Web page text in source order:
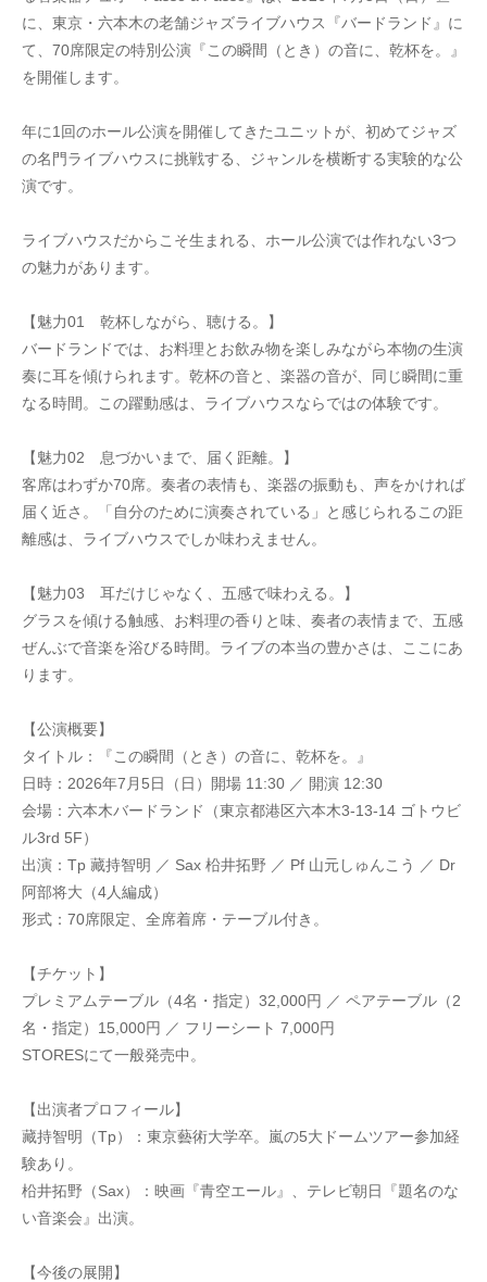
に、東京・六本木の老舗ジャズライブハウス『バードランド』に
て、70席限定の特別公演『この瞬間（とき）の音に、乾杯を。』
を開催します。
年に1回のホール公演を開催してきたユニットが、初めてジャズ
の名門ライブハウスに挑戦する、ジャンルを横断する実験的な公
演です。
ライブハウスだからこそ生まれる、ホール公演では作れない3つ
の魅力があります。
【魅力01　乾杯しながら、聴ける。】
バードランドでは、お料理とお飲み物を楽しみながら本物の生演
奏に耳を傾けられます。乾杯の音と、楽器の音が、同じ瞬間に重
なる時間。この躍動感は、ライブハウスならではの体験です。
【魅力02　息づかいまで、届く距離。】
客席はわずか70席。奏者の表情も、楽器の振動も、声をかければ
届く近さ。「自分のために演奏されている」と感じられるこの距
離感は、ライブハウスでしか味わえません。
【魅力03　耳だけじゃなく、五感で味わえる。】
グラスを傾ける触感、お料理の香りと味、奏者の表情まで、五感
ぜんぶで音楽を浴びる時間。ライブの本当の豊かさは、ここにあ
ります。
【公演概要】
タイトル：『この瞬間（とき）の音に、乾杯を。』
日時：2026年7月5日（日）開場 11:30 ／ 開演 12:30
会場：六本木バードランド（東京都港区六本木3-13-14 ゴトウビ
ル3rd 5F）
出演：Tp 藏持智明 ／ Sax 柗井拓野 ／ Pf 山元しゅんこう ／ Dr
阿部将大（4人編成）
形式：70席限定、全席着席・テーブル付き。
【チケット】
プレミアムテーブル（4名・指定）32,000円 ／ ペアテーブル（2
名・指定）15,000円 ／ フリーシート 7,000円
STORESにて一般発売中。
【出演者プロフィール】
藏持智明（Tp）：東京藝術大学卒。嵐の5大ドームツアー参加経
験あり。
柗井拓野（Sax）：映画『青空エール』、テレビ朝日『題名のな
い音楽会』出演。
【今後の展開】